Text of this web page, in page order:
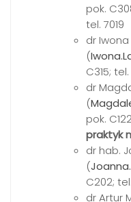
pok.
tel. 7019
dr Iwona
(
C315;
dr
(
pok.
praktyk
dr hab.
(
C202;
dr Artur